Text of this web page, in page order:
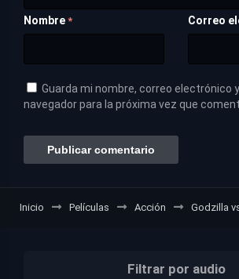
Nombre * Correo
Guarda mi nombre, correo electrónico
navegador para la próxima vez que
Inicio Películas Acción Godzilla
Filtrar por audio